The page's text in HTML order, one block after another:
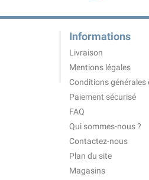
Informations
Livraison
Mentions légales
Conditions générales
Paiement sécurisé
FAQ
Qui sommes-nous ?
Contactez-nous
Plan du site
Magasins